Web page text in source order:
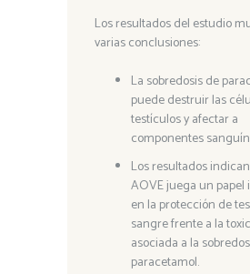
Los resultados del estudio
varias conclusiones:
La sobredosis de
puede destruir las
testículos y afectar a
componentes
Los resultados
AOVE juega un
en la protección de
sangre frente a la
asociada a la
paracetamol.